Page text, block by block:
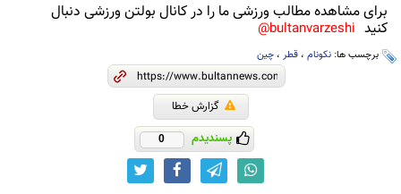
برای مشاهده مطالب ورزشی ما را در کانال بولتن ورزشی دنبال
کنید bultanvarzeshi@
برچسب ها: نکونام ، قطر ، چین
گزارش خطا
پسندیدم 0